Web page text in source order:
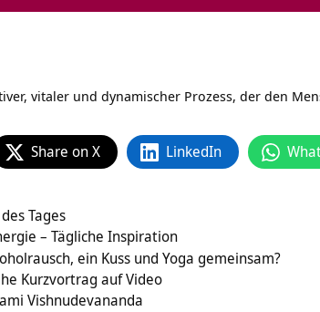
vitaler und dynamischer Prozess, der den
Share on X LinkedIn
Tages
– Tägliche Inspiration
ein Kuss und Yoga gemeinsam?
Kurzvortrag auf Video
Vishnudevananda